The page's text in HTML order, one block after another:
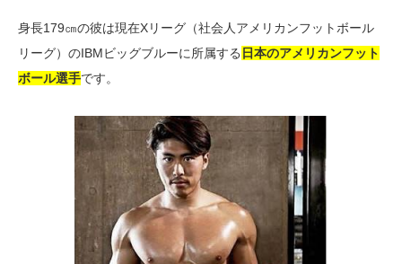
身長179㎝の彼は現在Xリーグ（社会人アメリカンフットボール
リーグ）のIBMビッグブルーに所属する 日本のアメリカンフット
ボール選手です。